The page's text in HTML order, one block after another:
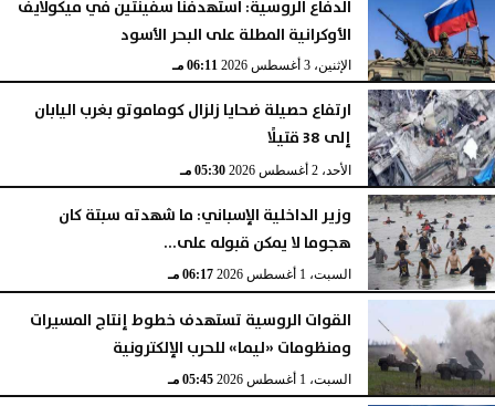
الدفاع الروسية: استهدفنا سفينتين في ميكولايف
الأوكرانية المطلة على البحر الأسود
الإثنين، 3 أغسطس 2026 06:11 مـ
ارتفاع حصيلة ضحايا زلزال كوماموتو بغرب اليابان
إلى 38 قتيلًا
الأحد، 2 أغسطس 2026 05:30 مـ
وزير الداخلية الإسباني: ما شهدته سبتة كان
هجوما لا يمكن قبوله على...
السبت، 1 أغسطس 2026 06:17 مـ
القوات الروسية تستهدف خطوط إنتاج المسيرات
ومنظومات «ليما» للحرب الإلكترونية
السبت، 1 أغسطس 2026 05:45 مـ